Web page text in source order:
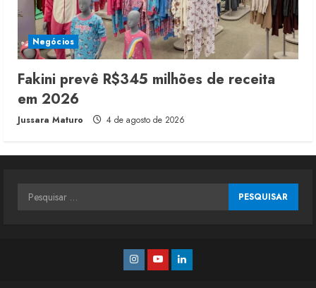
Negócios
Fakini prevê R$345 milhões de receita
em 2026
Jussara Maturo 4 de agosto de 2026
Pesquisar
Instagram
YoutubeLinkedin